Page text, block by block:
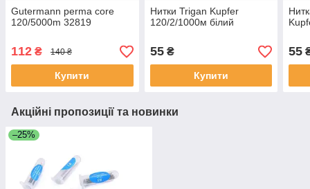
Gutermann perma core
120/5000m 32819
112 ₴ 140 ₴
Купити
Нитки Trigan Kupfer
120/2/1000м білий
55₴
Купити
55
Акційні пропозиції та новинки
–25%